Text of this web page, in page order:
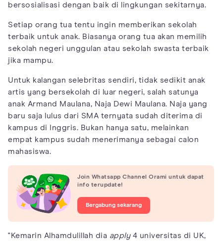
bersosialisasi dengan baik di lingkungan sekitarnya.
Setiap orang tua tentu ingin memberikan sekolah
terbaik untuk anak. Biasanya orang tua akan memilih
sekolah negeri unggulan atau sekolah swasta terbaik
jika mampu.
Untuk kalangan selebritas sendiri, tidak sedikit anak
artis yang bersekolah di luar negeri, salah satunya
anak Armand Maulana, Naja Dewi Maulana. Naja yang
baru saja lulus dari SMA ternyata sudah diterima di
kampus di Inggris. Bukan hanya satu, melainkan
empat kampus sudah menerimanya sebagai calon
mahasiswa.
Join Whatsapp Channel Orami untuk dapat
info terupdate!
Bergabung sekarang
"Kemarin Alhamdulillah dia apply4 universitas di UK,